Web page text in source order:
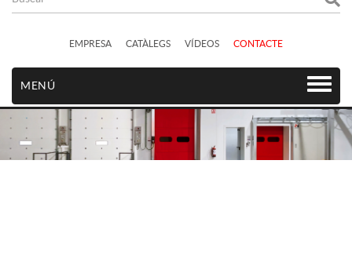
EMPRESA CATÀLEGS VÍDEOS CONTACTE
MENÚ